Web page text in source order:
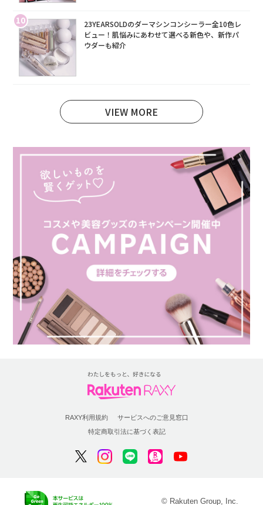
10
23YEARSOLDのダーマシンコンシーラー全10色レ
ビュー！肌悩みにあわせて選べる新色や、新作パ
ウダーも紹介
VIEW MORE
RAXY利用規約
サービスへのご意見窓口
特定商取引法に基づく表記
© Rakuten Group, Inc.